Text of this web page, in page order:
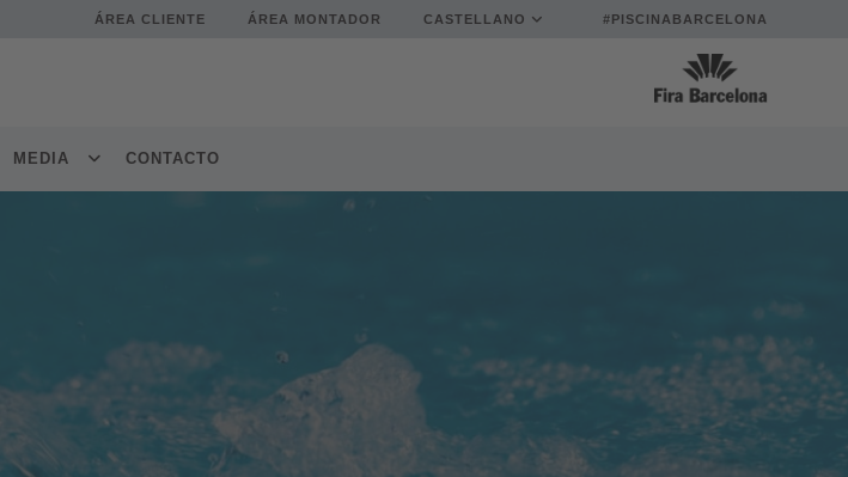
ÁREA CLIENTE ÁREA MONTADOR CASTELLANO #PISCINABARCELONA
MEDIA CONTACTO